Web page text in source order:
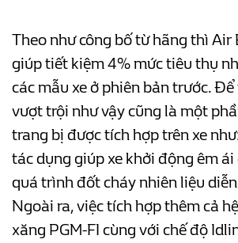
Theo như công bố từ hãng thì Air
giúp tiết kiệm 4% mức tiêu thụ
các mẫu xe ở phiên bản trước.
vượt trội như vậy cũng là một
trang bị được tích hợp trên xe
tác dụng giúp xe khởi động êm
quá trình đốt cháy nhiên liệu
Ngoài ra, việc tích hợp thêm cả
xăng PGM-FI cùng với chế độ